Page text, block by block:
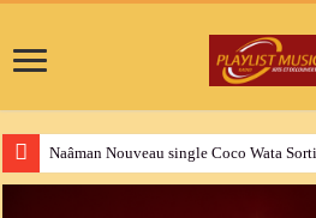
Naâman Nouveau single Coco Wata